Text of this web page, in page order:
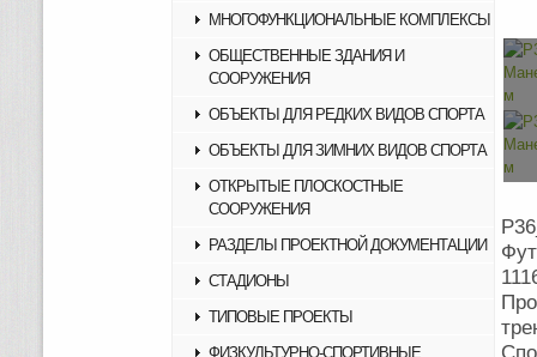
МНОГОФУНКЦИОНАЛЬНЫЕ КОМПЛЕКСЫ
ОБЩЕСТВЕННЫЕ ЗДАНИЯ И
СООРУЖЕНИЯ
ОБЪЕКТЫ ДЛЯ РЕДКИХ ВИДОВ СПОРТА
ОБЪЕКТЫ ДЛЯ ЗИМНИХ ВИДОВ СПОРТА
ОТКРЫТЫЕ ПЛОСКОСТНЫЕ
СООРУЖЕНИЯ
РАЗДЕЛЫ ПРОЕКТНОЙ ДОКУМЕНТАЦИИ
СТАДИОНЫ
ТИПОВЫЕ ПРОЕКТЫ
ФИЗКУЛЬТУРНО-СПОРТИВНЫЕ